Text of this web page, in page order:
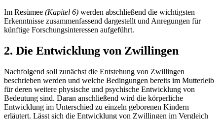
Im Resümee (Kapitel 6) werden abschließend die wichtigsten
Erkenntnisse zusammenfassend dargestellt und Anregungen für
künftige Forschungsinteressen aufgeführt.
2. Die Entwicklung von Zwillingen
Nachfolgend soll zunächst die Entstehung von Zwillingen
beschrieben werden und welche Bedingungen bereits im Mutterleib
für deren weitere physische und psychische Entwicklung von
Bedeutung sind. Daran anschließend wird die körperliche
Entwicklung im Unterschied zu einzeln geborenen Kindern
erläutert. Lässt sich die Entwicklung von Zwillingen im Vergleich